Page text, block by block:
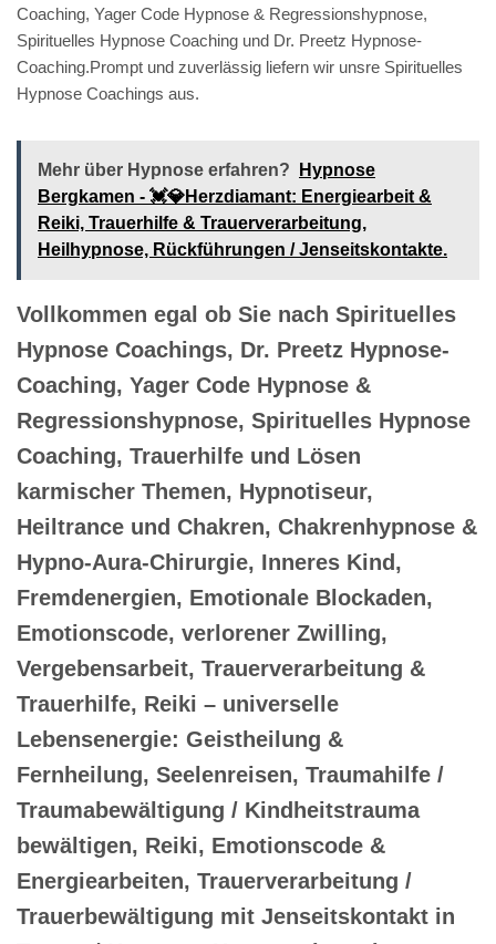
Coaching, Yager Code Hypnose & Regressionshypnose,
Spirituelles Hypnose Coaching und Dr. Preetz Hypnose-
Coaching.Prompt und zuverlässig liefern wir unsre Spirituelles
Hypnose Coachings aus.
Mehr über Hypnose erfahren?
Hypnose
Bergkamen - 💓️💎Herzdiamant: Energiearbeit &
Reiki, Trauerhilfe & Trauerverarbeitung,
Heilhypnose, Rückführungen / Jenseitskontakte.
Vollkommen egal ob Sie nach Spirituelles
Hypnose Coachings, Dr. Preetz Hypnose-
Coaching, Yager Code Hypnose &
Regressionshypnose, Spirituelles Hypnose
Coaching, Trauerhilfe und Lösen
karmischer Themen, Hypnotiseur,
Heiltrance und Chakren, Chakrenhypnose &
Hypno-Aura-Chirurgie, Inneres Kind,
Fremdenergien, Emotionale Blockaden,
Emotionscode, verlorener Zwilling,
Vergebensarbeit, Trauerverarbeitung &
Trauerhilfe, Reiki – universelle
Lebensenergie: Geistheilung &
Fernheilung, Seelenreisen, Traumahilfe /
Traumabewältigung / Kindheitstrauma
bewältigen, Reiki, Emotionscode &
Energiearbeiten, Trauerverarbeitung /
Trauerbewältigung mit Jenseitskontakt in